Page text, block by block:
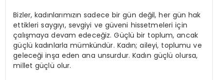
Bizler, kadınlarımızın sadece bir gün değil, her gün hak
ettikleri saygıyı, sevgiyi ve güveni hissetmeleri için
çalışmaya devam edeceğiz. Güçlü bir toplum, ancak
güçlü kadınlarla mümkündür. Kadın; aileyi, toplumu ve
geleceği inşa eden ana unsurdur. Kadın güçlü olursa,
millet güçlü olur.